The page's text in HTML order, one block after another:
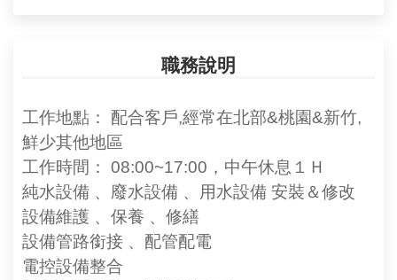
職務說明
工作地點： 配合客戶,經常在北部&桃園&新竹,
鮮少其他地區
工作時間： 08:00~17:00，中午休息１Ｈ
純水設備 、廢水設備 、用水設備 安裝＆修改
設備維護 、保養 、修繕
設備管路銜接 、配管配電
電控設備整合